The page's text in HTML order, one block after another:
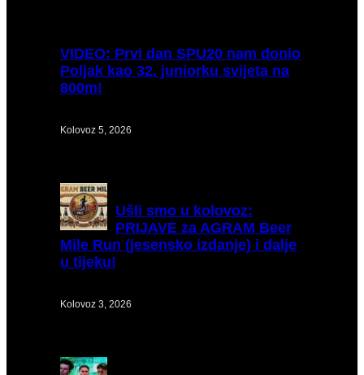
VIDEO: Prvi dan SPU20 nam donio
Poljak kao 32. juniorku svijeta na
800m!
Kolovoz 5, 2026
Ušli smo u kolovoz:
PRIJAVE za AGRAM Beer
Mile Run (jesensko izdanje) i dalje
u tijeku!
Kolovoz 3, 2026